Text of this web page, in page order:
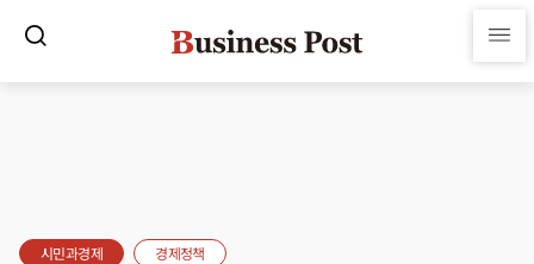
시민과경제 경제정책